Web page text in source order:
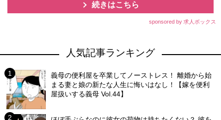
続きはこちら
sponsored by 求人ボックス
人気記事ランキング
義母の便利屋を卒業してノーストレス！ 離婚から始
まる妻と娘の新たな人生に悔いはなし！【嫁を便利
屋扱いする義母 Vol.44】